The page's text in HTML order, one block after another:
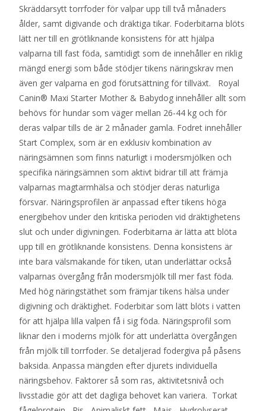
Skräddarsytt torrfoder för valpar upp till två månaders
ålder, samt digivande och dräktiga tikar. Foderbitarna blöts
lätt ner till en grötliknande konsistens för att hjälpa
valparna till fast föda, samtidigt som de innehåller en riklig
mängd energi som både stödjer tikens näringskrav men
även ger valparna en god förutsättning för tillväxt. Royal
Canin® Maxi Starter Mother & Babydog innehåller allt som
behövs för hundar som väger mellan 26-44 kg och för
deras valpar tills de är 2 månader gamla. Fodret innehåller
Start Complex, som är en exklusiv kombination av
näringsämnen som finns naturligt i modersmjölken och
specifika näringsämnen som aktivt bidrar till att främja
valparnas magtarmhälsa och stödjer deras naturliga
försvar. Näringsprofilen är anpassad efter tikens höga
energibehov under den kritiska perioden vid dräktighetens
slut och under digivningen. Foderbitarna är lätta att blöta
upp till en grötliknande konsistens. Denna konsistens är
inte bara välsmakande för tiken, utan underlättar också
valparnas övergång från modersmjölk till mer fast föda.
Med hög näringstäthet som främjar tikens hälsa under
digivning och dräktighet. Foderbitar som lätt blöts i vatten
för att hjälpa lilla valpen få i sig föda. Näringsprofil som
liknar den i moderns mjölk för att underlätta övergången
från mjölk till torrfoder. Se detaljerad fodergiva på påsens
baksida. Anpassa mängden efter djurets individuella
näringsbehov. Faktorer så som ras, aktivitetsnivå och
livsstadie gör att det dagliga behovet kan variera. Torkat